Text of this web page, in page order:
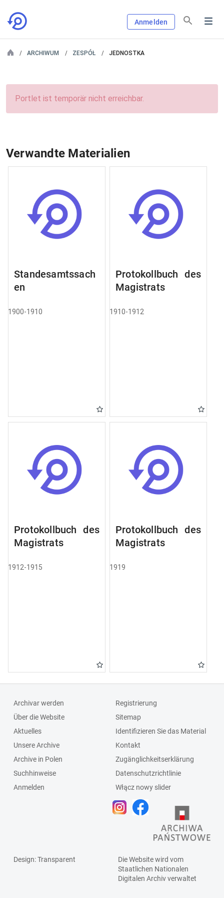
Anmelden
ARCHIWUM ZESPÓŁ JEDNOSTKA
Portlet ist temporär nicht erreichbar.
Verwandte Materialien
Standesamtssach
en
1900-1910
Protokollbuch des
Magistrats
1910-1912
Protokollbuch des
Magistrats
1912-1915
Protokollbuch des
Magistrats
1919
Archivar werden
Über die Website
Aktuelles
Unsere Archive
Archive in Polen
Suchhinweise
Anmelden
Registrierung
Sitemap
Identifizieren Sie das Material
Kontakt
Zugänglichkeitserklärung
Datenschutzrichtlinie
Włącz nowy slider
Design: Transparent
Die Website wird vom
Staatlichen Nationalen
Digitalen Archivverwaltet